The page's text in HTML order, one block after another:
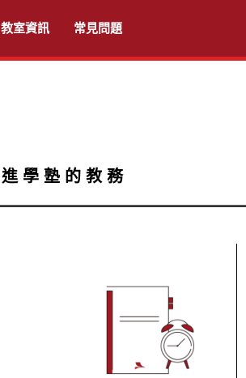
教室資訊 常見問題
進學塾的教務